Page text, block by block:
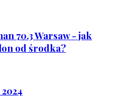
70.3 Warsaw - jak
od środka?